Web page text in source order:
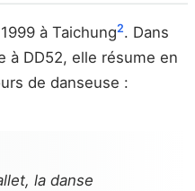
à Taichung2. Dans
à DD52, elle résume en
de danseuse :
la danse